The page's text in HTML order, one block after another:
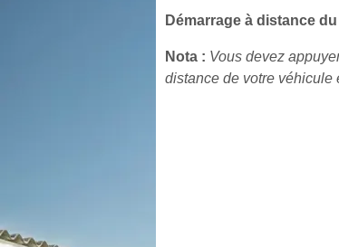
Démarrage à distance
Nota : Vous devez
distance de votre véhicule